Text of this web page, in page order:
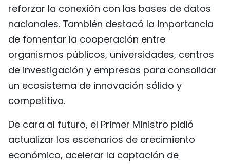
reforzar la conexión con las bases de datos
nacionales. También destacó la importancia
de fomentar la cooperación entre
organismos públicos, universidades, centros
de investigación y empresas para consolidar
un ecosistema de innovación sólido y
competitivo.
De cara al futuro, el Primer Ministro pidió
actualizar los escenarios de crecimiento
económico, acelerar la captación de